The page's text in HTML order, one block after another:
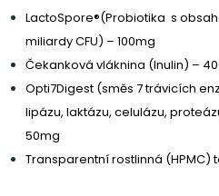
LactoSpore®(Probiotika s
miliardy CFU) – 100mg
Čekanková vláknina (Inulin) –
Opti7Digest (směs 7 trávicích
lipázu, laktázu, celulázu,
50mg
Transparentní rostlinná (HPMC)